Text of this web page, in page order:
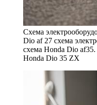
Схема
Dio af 27 схема
схема Honda Dio
Honda Dio 35 ZX